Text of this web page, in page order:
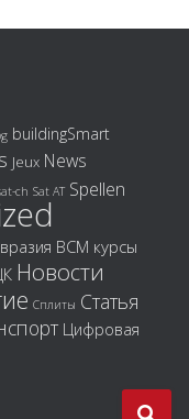
buildingSmart
Jeux News
ch Sat AT Spellen
ВСМ курсы
Новости
Сплиты Статья
Цифровая